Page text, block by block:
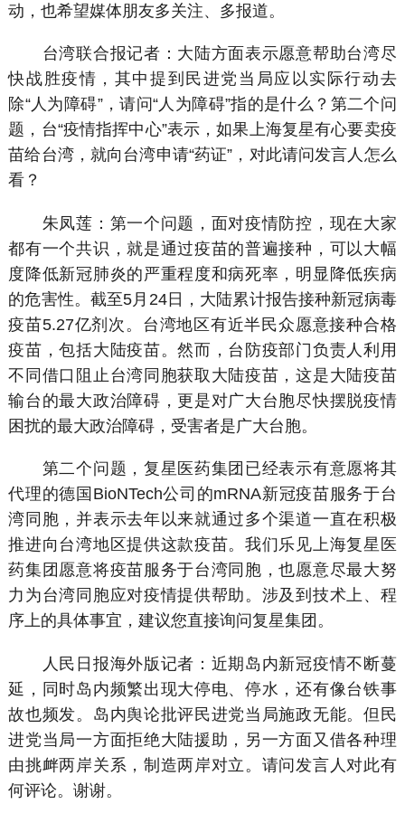
动，也希望媒体朋友多关注、多报道。
台湾联合报记者：大陆方面表示愿意帮助台湾尽
快战胜疫情，其中提到民进党当局应以实际行动去
除“人为障碍”，请问“人为障碍”指的是什么？第二个问
题，台“疫情指挥中心”表示，如果上海复星有心要卖疫
苗给台湾，就向台湾申请“药证”，对此请问发言人怎么
看？
朱凤莲：第一个问题，面对疫情防控，现在大家
都有一个共识，就是通过疫苗的普遍接种，可以大幅
度降低新冠肺炎的严重程度和病死率，明显降低疾病
的危害性。截至5月24日，大陆累计报告接种新冠病毒
疫苗5.27亿剂次。台湾地区有近半民众愿意接种合格
疫苗，包括大陆疫苗。然而，台防疫部门负责人利用
不同借口阻止台湾同胞获取大陆疫苗，这是大陆疫苗
输台的最大政治障碍，更是对广大台胞尽快摆脱疫情
困扰的最大政治障碍，受害者是广大台胞。
第二个问题，复星医药集团已经表示有意愿将其
代理的德国BioNTech公司的mRNA新冠疫苗服务于台
湾同胞，并表示去年以来就通过多个渠道一直在积极
推进向台湾地区提供这款疫苗。我们乐见上海复星医
药集团愿意将疫苗服务于台湾同胞，也愿意尽最大努
力为台湾同胞应对疫情提供帮助。涉及到技术上、程
序上的具体事宜，建议您直接询问复星集团。
人民日报海外版记者：近期岛内新冠疫情不断蔓
延，同时岛内频繁出现大停电、停水，还有像台铁事
故也频发。岛内舆论批评民进党当局施政无能。但民
进党当局一方面拒绝大陆援助，另一方面又借各种理
由挑衅两岸关系，制造两岸对立。请问发言人对此有
何评论。谢谢。